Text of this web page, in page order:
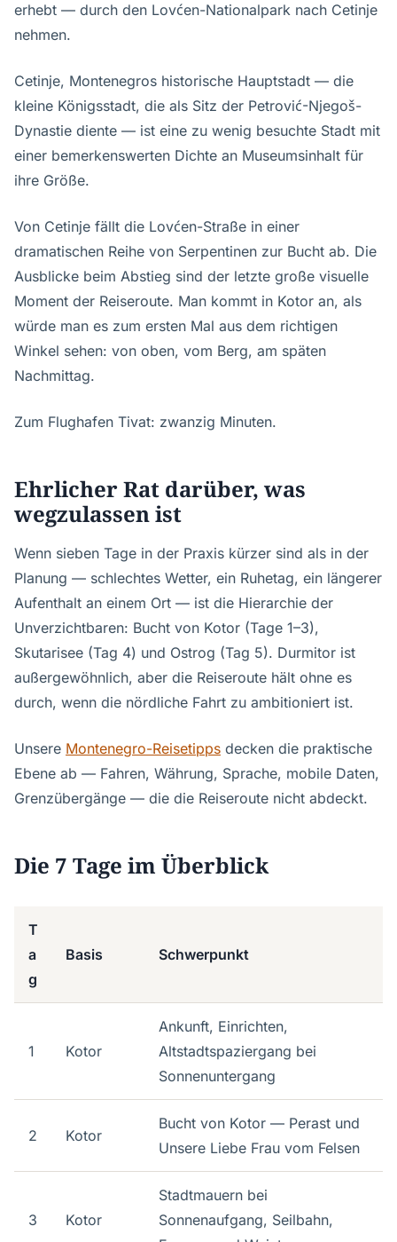
erhebt — durch den Lovćen-Nationalpark nach Cetinje
nehmen.
Cetinje, Montenegros historische Hauptstadt — die
kleine Königsstadt, die als Sitz der Petrović-Njegoš-
Dynastie diente — ist eine zu wenig besuchte Stadt mit
einer bemerkenswerten Dichte an Museumsinhalt für
ihre Größe.
Von Cetinje fällt die Lovćen-Straße in einer
dramatischen Reihe von Serpentinen zur Bucht ab. Die
Ausblicke beim Abstieg sind der letzte große visuelle
Moment der Reiseroute. Man kommt in Kotor an, als
würde man es zum ersten Mal aus dem richtigen
Winkel sehen: von oben, vom Berg, am späten
Nachmittag.
Zum Flughafen Tivat: zwanzig Minuten.
Ehrlicher Rat darüber, was
wegzulassen ist
Wenn sieben Tage in der Praxis kürzer sind als in der
Planung — schlechtes Wetter, ein Ruhetag, ein längerer
Aufenthalt an einem Ort — ist die Hierarchie der
Unverzichtbaren: Bucht von Kotor (Tage 1–3),
Skutarisee (Tag 4) und Ostrog (Tag 5). Durmitor ist
außergewöhnlich, aber die Reiseroute hält ohne es
durch, wenn die nördliche Fahrt zu ambitioniert ist.
Unsere Montenegro-Reisetipps decken die praktische
Ebene ab — Fahren, Währung, Sprache, mobile Daten,
Grenzübergänge — die die Reiseroute nicht abdeckt.
Die 7 Tage im Überblick
T
a
g
Basis Schwerpunkt
1 Kotor
Ankunft, Einrichten,
Altstadtspaziergang bei
Sonnenuntergang
2 Kotor
Bucht von Kotor — Perast und
Unsere Liebe Frau vom Felsen
3 Kotor
Stadtmauern bei
Sonnenaufgang, Seilbahn,